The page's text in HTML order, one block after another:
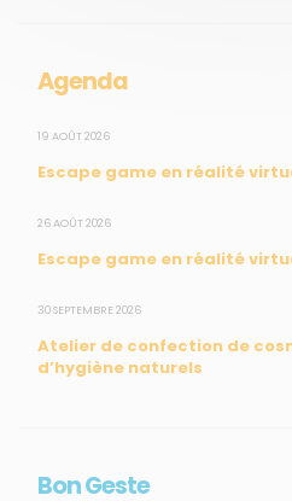
Agenda
19 AOÛT 2026
Escape game en réalité
26 AOÛT 2026
Escape game en réalité
30 SEPTEMBRE 2026
Atelier de confection de
d’hygiène naturels
Bon Geste
SUIVEZ-NOUS
CONTACT
Mail : info@madininair.fr